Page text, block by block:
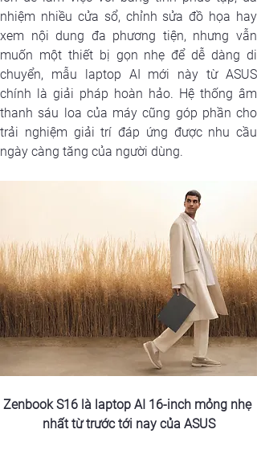
nhiệm nhiều cửa sổ, chỉnh sửa đồ họa hay
xem nội dung đa phương tiện, nhưng vẫn
muốn một thiết bị gọn nhẹ để dễ dàng di
chuyển, mẫu laptop AI mới này từ ASUS
chính là giải pháp hoàn hảo. Hệ thống âm
thanh sáu loa của máy cũng góp phần cho
trải nghiệm giải trí đáp ứng được nhu cầu
ngày càng tăng của người dùng.
Zenbook S16 là laptop AI 16-inch mỏng nhẹ
nhất từ trước tới nay của ASUS